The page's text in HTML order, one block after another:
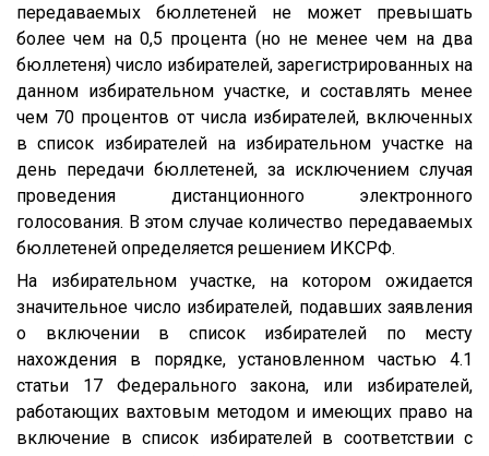
передаваемых бюллетеней не может превышать
более чем на 0,5 процента (но не менее чем на два
бюллетеня) число избирателей, зарегистрированных на
данном избирательном участке, и составлять менее
чем 70 процентов от числа избирателей, включенных
в список избирателей на избирательном участке на
день передачи бюллетеней, за исключением случая
проведения дистанционного электронного
голосования. В этом случае количество передаваемых
бюллетеней определяется решением ИКСРФ.
На избирательном участке, на котором ожидается
значительное число избирателей, подавших заявления
о включении в список избирателей по месту
нахождения в порядке, установленном частью 4.1
статьи 17 Федерального закона, или избирателей,
работающих вахтовым методом и имеющих право на
включение в список избирателей в соответствии с